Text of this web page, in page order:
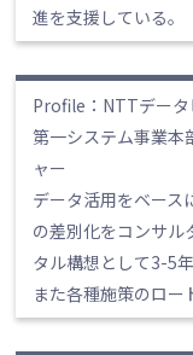
進を支援している。
Profile：NTTデー
第一システム事業本
ャー
データ活用をベース
の差別化をコンサル
タル構想として3-5
また各種施策のロー